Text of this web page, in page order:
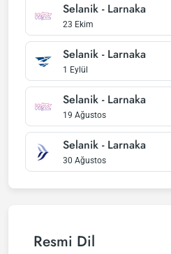
Selanik - Larnaka
23 Ekim
Selanik - Larnaka
1 Eylül
Selanik - Larnaka
19 Ağustos
Selanik - Larnaka
30 Ağustos
Resmi Dil